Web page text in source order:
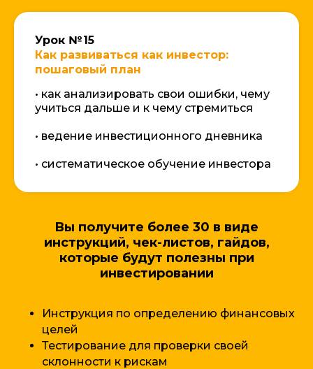
Урок № 15
Как развиваться как инвестор:
пошаговый план
• как анализировать свои ошибки, чему
учиться дальше и к чему стремиться
• ведение инвестиционного дневника
• систематическое обучение инвестора
Вы получите более 30 в виде
инструкций, чек-листов, гайдов,
которые будут полезны при
инвестировании
Инструкция по определению финансовых
целей
Тестирование для проверки своей
склонности к рискам